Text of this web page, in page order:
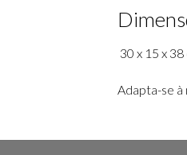
30 x 15 x 38
Adapta-se à